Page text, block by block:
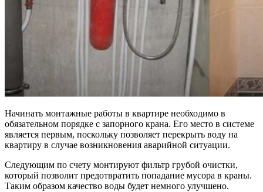
Начинать монтажные работы в квартире необходимо в
обязательном порядке с запорного крана. Его место в системе
является первым, поскольку позволяет перекрыть воду на
квартиру в случае возникновения аварийной ситуации.
Следующим по счету монтируют фильтр грубой очистки,
который позволит предотвратить попадание мусора в краны.
Таким образом качество воды будет немного улучшено.